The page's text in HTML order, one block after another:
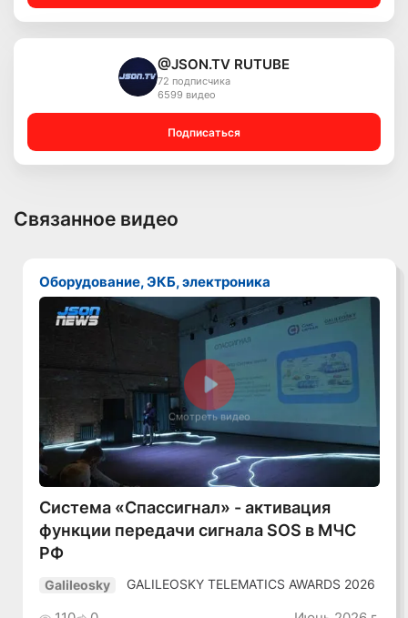
@JSON.TV RUTUBE
72 подписчика
6599 видео
Подписаться
Связанное видео
Оборудование, ЭКБ, электроника
Смотреть видео
Система «Спассигнал» - активация
функции передачи сигнала SOS в МЧС
РФ
Galileosky GALILEOSKY TELEMATICS AWARDS 2026